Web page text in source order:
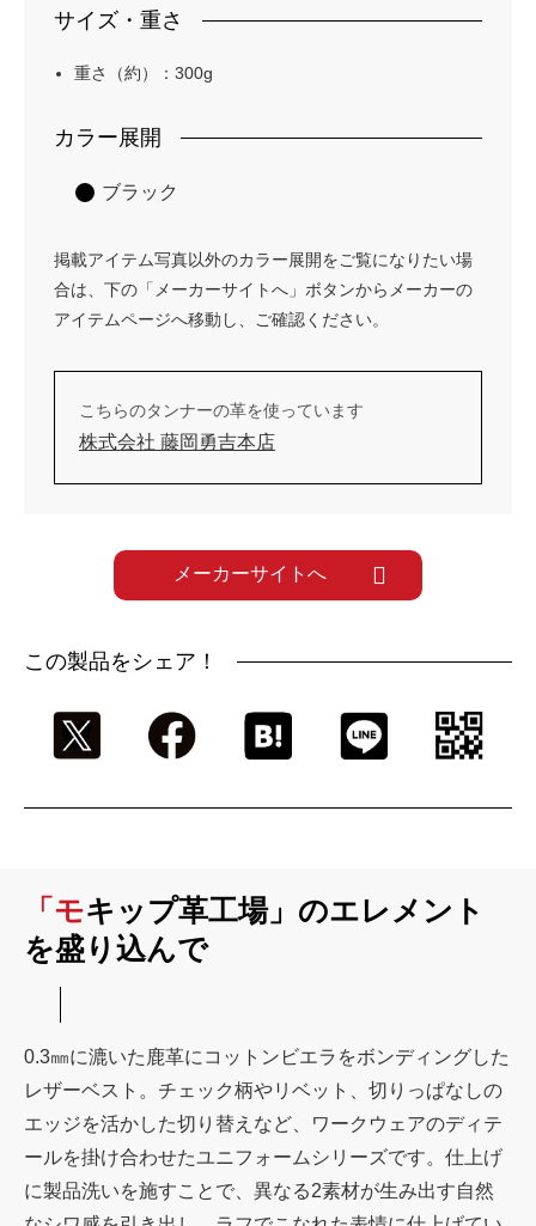
サイズ・重さ
重さ（約）：300g
カラー展開
ブラック
掲載アイテム写真以外のカラー展開をご覧になりたい場
合は、下の「メーカーサイトへ」ボタンからメーカーの
アイテムページへ移動し、ご確認ください。
こちらのタンナーの革を使っています
株式会社 藤岡勇吉本店
メーカーサイトへ
この製品をシェア！
「モキップ革工場」のエレメント
を盛り込んで
0.3㎜に漉いた鹿革にコットンビエラをボンディングした
レザーベスト。チェック柄やリベット、切りっぱなしの
エッジを活かした切り替えなど、ワークウェアのディテ
ールを掛け合わせたユニフォームシリーズです。仕上げ
に製品洗いを施すことで、異なる2素材が生み出す自然